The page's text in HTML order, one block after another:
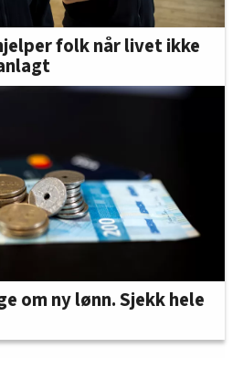
folk når livet ikke
om ny lønn. Sjekk hele